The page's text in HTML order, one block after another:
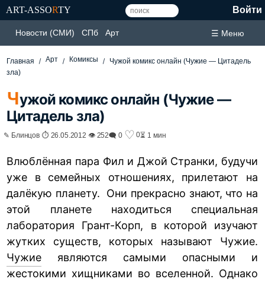
ART-ASSORTY Войти
Новости (СМИ) СПб Арт ☰ Меню
Главная Арт Комиксы
Чужой комикс онлайн (Чужие — Цитадель
зла)
Чужой комикс онлайн (Чужие —
Цитадель зла)
✎ Блинцов ⏱ 26.05.2012 👁 252🗨 0 ♡ 0⏳ 1 мин
Влюблённая пара Фил и Джой Странки, будучи
уже в семейных отношениях, прилетают на
далёкую планету. Они прекрасно знают, что на
этой планете находиться специальная
лаборатория Грант-Корп, в которой изучают
жутких существ, которых называют Чужие.
Чужие являются самыми опасными и
жестокими хищниками во вселенной. Однако